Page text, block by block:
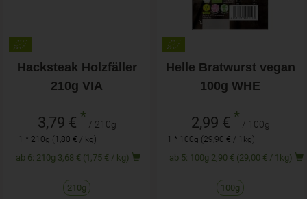
Hacksteak Holzfäller
210g VIA
3,79 € * / 210g
1 * 210g (1,80 € / kg)
ab 6: 210g 3,68 € (1,75 € / kg)
210g
Helle Bratwurst vegan
100g WHE
2,99 € * / 100g
1 * 100g (29,90 € / 1kg)
ab 5: 100g 2,90 € (29,00 € / 1kg)
100g